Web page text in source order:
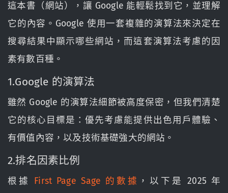
這本書（網站），讓 Google 能輕鬆找到它，並理解
它的內容。Google 使用一套複雜的演算法來決定在
搜尋結果中顯示哪些網站，而這套演算法考慮的因
素有數百種。
1.Google 的演算法
雖然 Google 的演算法細節被高度保密，但我們清楚
它的核心目標是：優先考慮能提供出色用戶體驗、
有價值內容，以及技術基礎強大的網站。
2.排名因素比例
根據 First Page Sage 的數據 ，以下是 2025 年